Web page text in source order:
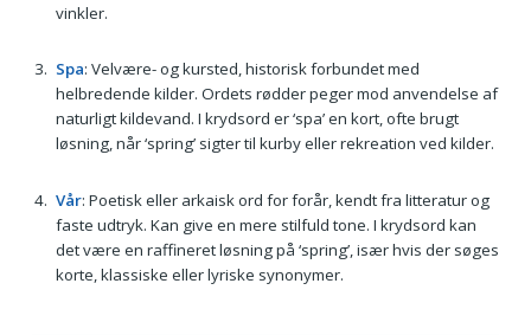
vinkler.
Spa: Velvære- og kursted, historisk forbundet med
helbredende kilder. Ordets rødder peger mod anvendelse af
naturligt kildevand. I krydsord er ‘spa’ en kort, ofte brugt
løsning, når ‘spring’ sigter til kurby eller rekreation ved kilder.
Vår: Poetisk eller arkaisk ord for forår, kendt fra litteratur og
faste udtryk. Kan give en mere stilfuld tone. I krydsord kan
det være en raffineret løsning på ‘spring’, især hvis der søges
korte, klassiske eller lyriske synonymer.